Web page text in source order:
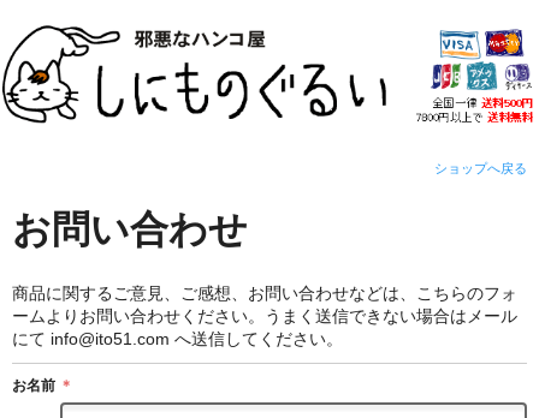
ショップへ戻る
お問い合わせ
商品に関するご意見、ご感想、お問い合わせなどは、こちらのフォ
ームよりお問い合わせください。
うまく送信できない場合はメール
にて info@ito51.com へ送信してください。
お名前 ＊